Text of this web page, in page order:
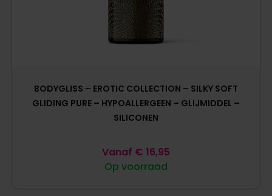
BODYGLISS – EROTIC COLLECTION – SILKY SOFT
GLIDING PURE – HYPOALLERGEEN – GLIJMIDDEL –
SILICONEN
Op voorraad
Vanaf € 16,95